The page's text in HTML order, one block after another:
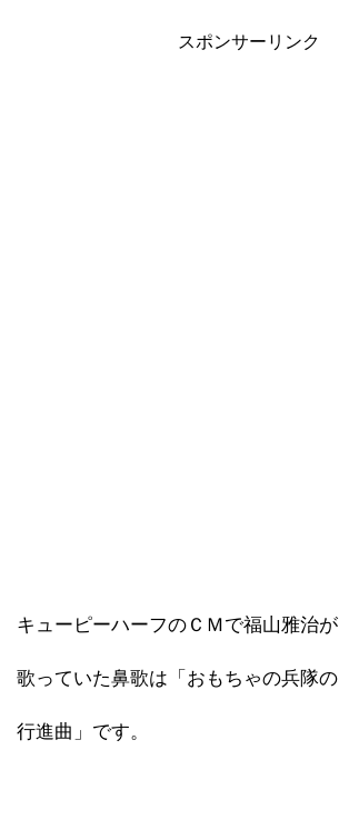
スポンサーリンク
キューピーハーフのＣＭで福山雅治が
歌っていた鼻歌は「おもちゃの兵隊の
行進曲」です。